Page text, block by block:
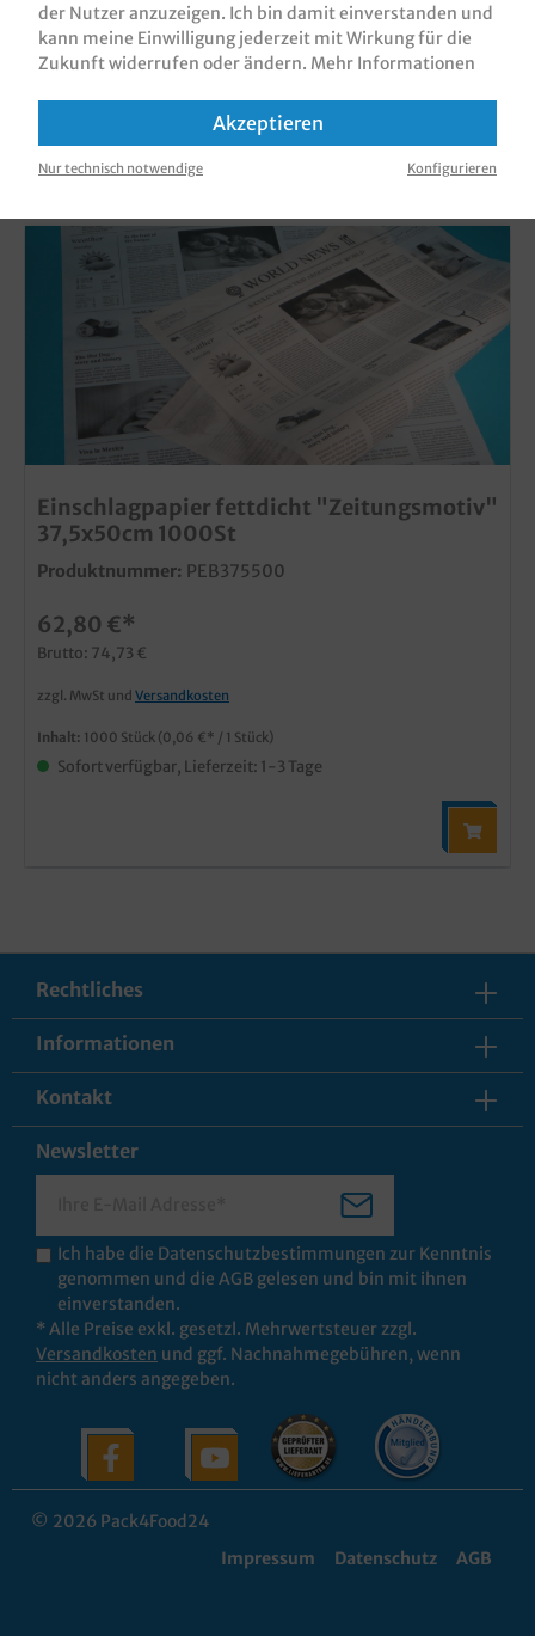
KUNDEN, DIE DIESES PRODUKT GEKAUFT
HABEN, HABEN AUCH DIESE PRODUKTE
GEKAUFT
Einschlagpapier fettdicht "Zeitungsmotiv"
37,5x50cm 1000St
Produktnummer: PEB375500
62,80 €*
Brutto: 74,73 €
zzgl. MwSt und Versandkosten
Inhalt: 1000 Stück (0,06 €* / 1 Stück)
Sofort verfügbar, Lieferzeit: 1-3 Tage
Rechtliches
Informationen
Kontakt
Newsletter
Ich habe die Datenschutzbestimmungen zur Kenntnis
genommen und die AGB gelesen und bin mit ihnen
einverstanden.
* Alle Preise exkl. gesetzl. Mehrwertsteuer zzgl.
Versandkosten und ggf. Nachnahmegebühren, wenn
nicht anders angegeben.
© 2026 Pack4Food24
Impressum
Datenschutz AGB
der Nutzer anzuzeigen. Ich bin damit einverstanden und
kann meine Einwilligung jederzeit mit Wirkung für die
Zukunft widerrufen oder ändern. Mehr Informationen
Akzeptieren
Nur technisch notwendige Konfigurieren